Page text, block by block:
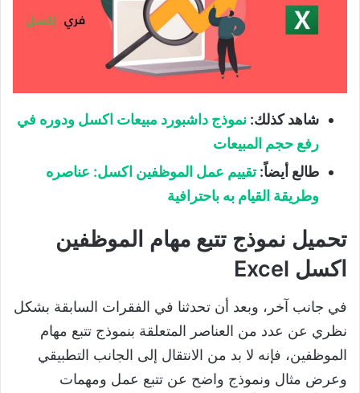
شاهد كذلك: نموذج داشبورد مبيعات اكسل ودوره في
رفع حجم المبيعات
طالع أيضاً:تقييم عمل الموظفين اكسل: عناصره
وطريقة القيام به باحترافية
تحميل نموذج تتبع مهام الموظفين
اكسل Excel
في جانب آخر، وبعد أن تحدثنا في الفقرات السابقة بشكل
نظري عن عدد من العناصر المتعلقة بنموذج تتبع مهام
الموظفين، فإنه لا بد من الانتقال إلى الجانب التطبيقي
وعرض مثال ونموذج واضح عن تتبع عمل ومهمات